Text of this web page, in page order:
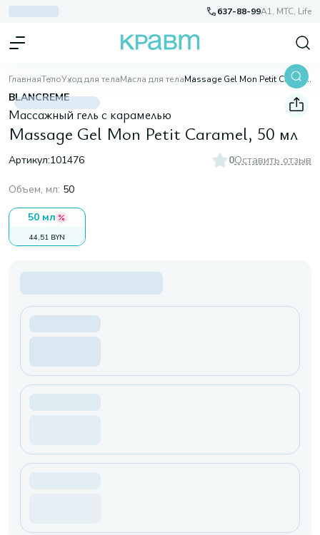
637-88-99A1, МТС, Life
ГлавнаяТелоУход для телаМасла для тела Massage Gel Mon Petit Caramel, 50 мл
BLANCREME
Массажный гель с карамелью
Massage Gel Mon Petit Caramel, 50 мл
Артикул:101476 0Оставить отзыв
Объем, мл: 50
50 мл
44,51 BYN